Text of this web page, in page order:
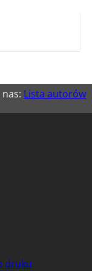
Lista autorów
druku